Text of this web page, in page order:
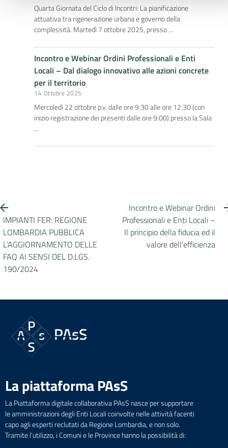
Quarta Giornata del Ciclo di Incontri: La pianificazione
attuativa tra rigenerazione urbana e governo della
complessità. Martedì 7 ottobre 2025, presso ...
Incontro e Webinar Ordini Professionali e Enti
Locali – Dal dialogo innovativo alle azioni concrete
per il territorio
14 Ottobre 2025
Mercoledì 22 ottobre p.v. dalle ore 9:30 alle ore 12:30 (con
inizio registrazione dei presenti dalle ore 9:00) presso la Sala
...
IMPIANTI FER: REGIONE
LOMBARDIA PUBBLICA
L’AGGIORNAMENTO DELLE
FAQ AI SENSI DEL D.LGS.
190/2024
Incontro e Webinar Ordini
Professionali e Enti Locali –
Il principio della fiducia ed il
valore dell’efficienza
La piattaforma PAsS
La Piattaforma digitale collaborativa PAsS nasce per supportare
le amministrazioni degli Enti Locali coinvolte nelle attività facenti
capo agli esperti reclutati da Regione Lombardia, e non solo.
Tramite l’utilizzo, i Comuni e le Province hanno la possibilità di: